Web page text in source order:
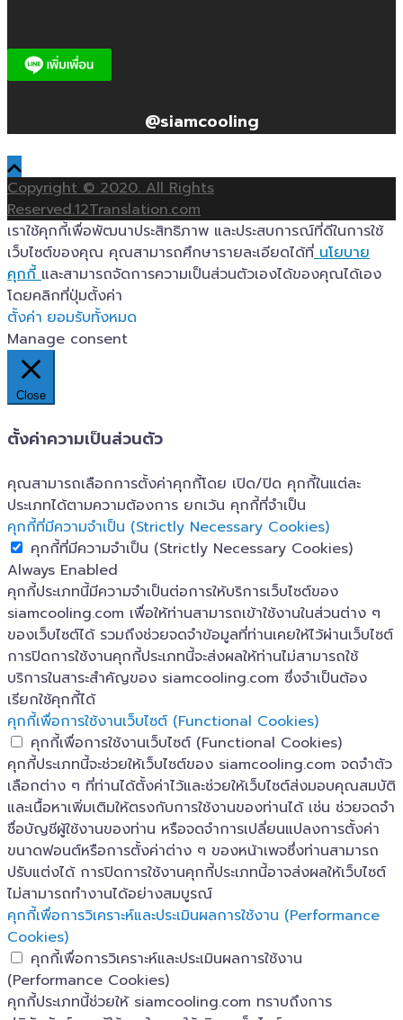
@siamcooling
Copyright © 2020. All Rights
Reserved.12Translation.com
เราใช้คุกกี้เพื่อพัฒนาประสิทธิภาพ และประสบการณ์ที่ดีในการใช้
เว็บไซต์ของคุณ คุณสามารถศึกษารายละเอียดได้ที่นโยบาย
คุกกี้และสามารถจัดการความเป็นส่วนตัวเองได้ของคุณได้เอง
โดยคลิกที่ปุ่มตั้งค่า
ตั้งค่า ยอมรับทั้งหมด
Manage consent
Close
ตั้งค่าความเป็นส่วนตัว
คุณสามารถเลือกการตั้งค่าคุกกี้โดย เปิด/ปิด คุกกี้ในแต่ละ
ประเภทได้ตามความต้องการ ยกเว้น คุกกี้ที่จำเป็น
คุกกี้ที่มีความจำเป็น (Strictly Necessary Cookies)
คุกกี้ที่มีความจำเป็น (Strictly Necessary Cookies)
Always Enabled
คุกกี้ประเภทนี้มีความจำเป็นต่อการให้บริการเว็บไซต์ของ
siamcooling.com เพื่อให้ท่านสามารถเข้าใช้งานในส่วนต่าง ๆ
ของเว็บไซต์ได้ รวมถึงช่วยจดจำข้อมูลที่ท่านเคยให้ไว้ผ่านเว็บไซต์
การปิดการใช้งานคุกกี้ประเภทนี้จะส่งผลให้ท่านไม่สามารถใช้
บริการในสาระสำคัญของ siamcooling.com ซึ่งจำเป็นต้อง
เรียกใช้คุกกี้ได้
คุกกี้เพื่อการใช้งานเว็บไซต์ (Functional Cookies)
คุกกี้เพื่อการใช้งานเว็บไซต์ (Functional Cookies)
คุกกี้ประเภทนี้จะช่วยให้เว็บไซต์ของ siamcooling.com จดจำตัว
เลือกต่าง ๆ ที่ท่านได้ตั้งค่าไว้และช่วยให้เว็บไซต์ส่งมอบคุณสมบัติ
และเนื้อหาเพิ่มเติมให้ตรงกับการใช้งานของท่านได้ เช่น ช่วยจดจำ
ชื่อบัญชีผู้ใช้งานของท่าน หรือจดจำการเปลี่ยนแปลงการตั้งค่า
ขนาดฟอนต์หรือการตั้งค่าต่าง ๆ ของหน้าเพจซึ่งท่านสามารถ
ปรับแต่งได้ การปิดการใช้งานคุกกี้ประเภทนี้อาจส่งผลให้เว็บไซต์
ไม่สามารถทำงานได้อย่างสมบูรณ์
คุกกี้เพื่อการวิเคราะห์และประเมินผลการใช้งาน (Performance
Cookies)
คุกกี้เพื่อการวิเคราะห์และประเมินผลการใช้งาน
(Performance Cookies)
คุกกี้ประเภทนี้ช่วยให้ siamcooling.com ทราบถึงการ